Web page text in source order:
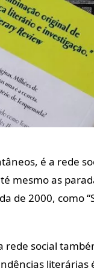
é a rede
mesmo as
de 2000, como
rede social
literárias